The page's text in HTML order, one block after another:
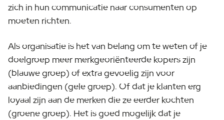
zich in hun communicatie naar consumenten op
moeten richten.
Als organisatie is het van belang om te weten of je
doelgroep meer merkgeoriënteerde kopers zijn
(blauwe groep) of extra gevoelig zijn voor
aanbiedingen (gele groep). Of dat je klanten erg
loyaal zijn aan de merken die ze eerder kochten
(groene groep). Het is goed mogelijk dat je